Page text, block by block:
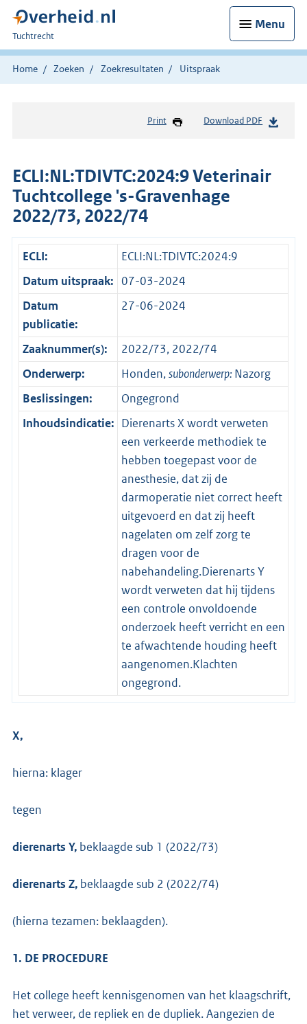
Menu
U
bent
hier:
Tuchtrecht
Home Zoeken Zoekresultaten Uitspraak
Print Download PDF
ECLI:NL:TDIVTC:2024:9 Veterinair
Tuchtcollege 's-Gravenhage
2022/73, 2022/74
ECLI:
ECLI:NL:TDIVTC:2024:9
Datum uitspraak: 07-03-2024
Datum
publicatie:
27-06-2024
Zaaknummer(s):
2022/73, 2022/74
Onderwerp:
Honden,subonderwerp: Nazorg
Beslissingen:
Ongegrond
Inhoudsindicatie: Dierenarts X wordt verweten
een verkeerde methodiek te
hebben toegepast voor de
anesthesie, dat zij de
darmoperatie niet correct heeft
uitgevoerd en dat zij heeft
nagelaten om zelf zorg te
dragen voor de
nabehandeling.Dierenarts Y
wordt verweten dat hij tijdens
een controle onvoldoende
onderzoek heeft verricht en een
te afwachtende houding heeft
aangenomen.Klachten
ongegrond.
X,
hierna: klager
tegen
dierenarts Y, beklaagde sub 1 (2022/73)
dierenarts Z, beklaagde sub 2 (2022/74)
(hierna tezamen: beklaagden).
1. DE PROCEDURE
Het college heeft kennisgenomen van het klaagschrift,
het verweer, de repliek en de dupliek. Aangezien de